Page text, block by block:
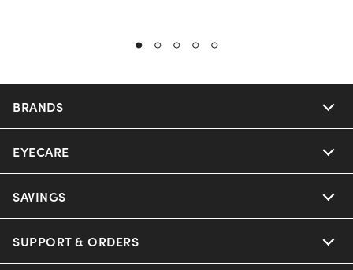
BRANDS
Nuance Audio
Ray-Ban
Oakley
EYECARE
Our Eyeglasses
Our Sunglasses
SAVINGS
Offers & Discount
SUPPORT & ORDERS